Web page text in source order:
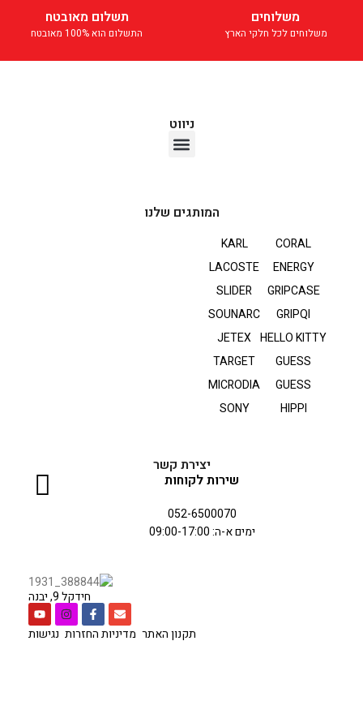
משלוחים
משלוחים לכל חלקי הארץ
תשלום מאובטח
התשלום הוא 100% מאובטח
ניווט
המותגים שלנו
CORAL
ENERGY
GRIPCASE
GRIPQI
HELLO KITTY
GUESS
GUESS
HIPPI
KARL
LACOSTE
SLIDER
SOUNARC
JETEX
TARGET
MICRODIA
SONY
יצירת קשר
שירות לקוחות
052-6500070
ימים א-ה: 09:00-17:00
חידקל 9, יבנה
תקנון האתר מדיניות החזרות נגישות